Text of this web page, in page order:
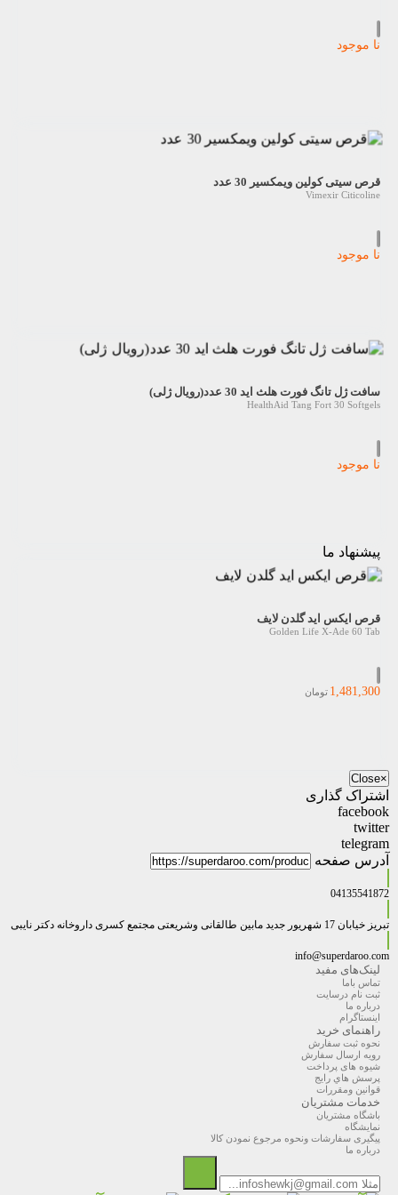
نا موجود
قرص سیتی کولین ویمکسیر 30 عدد
Vimexir Citicoline
نا موجود
سافت ژل تانگ فورت هلث اید 30 عدد(رویال ژلی)
HealthAid Tang Fort 30 Softgels
نا موجود
پیشنهاد ما
قرص ایکس اید گلدن لایف
Golden Life X-Ade 60 Tab
1,481,300 تومان
×
Close
اشتراک گذاری
facebook
twitter
telegram
آدرس صفحه
04135541872
تبریز خیابان 17 شهریور جدید مابین طالقانی وشریعتی مجتمع کسری داروخانه دکتر نایبی
info@superdaroo.com
لینک‌های مفید
تماس باما
ثبت نام درسایت
درباره ما
اینستاگرام
راهنمای خرید
نحوه ثبت سفارش
رویه ارسال سفارش
شیوه های پرداخت
پرسش هاي رايج
قوانین ومقررات
خدمات مشتریان
باشگاه مشتریان
نمایشگاه
پیگیری سفارشات ونحوه مرجوع نمودن کالا
درباره ما